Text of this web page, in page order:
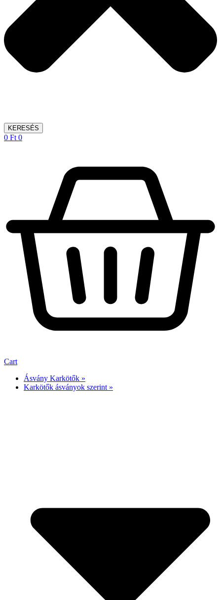
KERESÉS
0 Ft 0
Cart
Ásvány Karkötők »
Karkötők ásványok szerint »